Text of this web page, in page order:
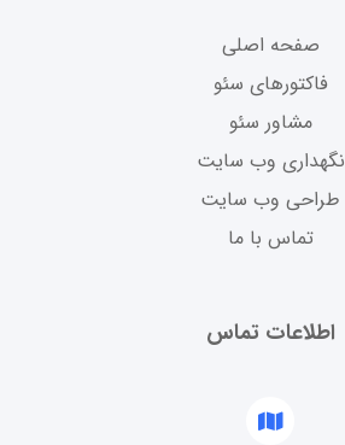
صفحه اصلی
فاکتورهای سئو
مشاور سئو
نگهداری وب سایت
طراحی وب سایت
تماس با ما
اطلاعات تماس